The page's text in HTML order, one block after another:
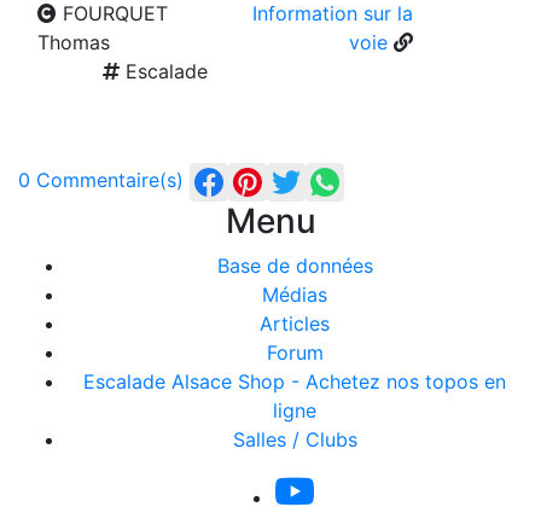
FOURQUET
Thomas
Information sur la
voie
Escalade
0 Commentaire(s)
Menu
Base de données
Médias
Articles
Forum
Escalade Alsace Shop - Achetez nos topos en
ligne
Salles / Clubs